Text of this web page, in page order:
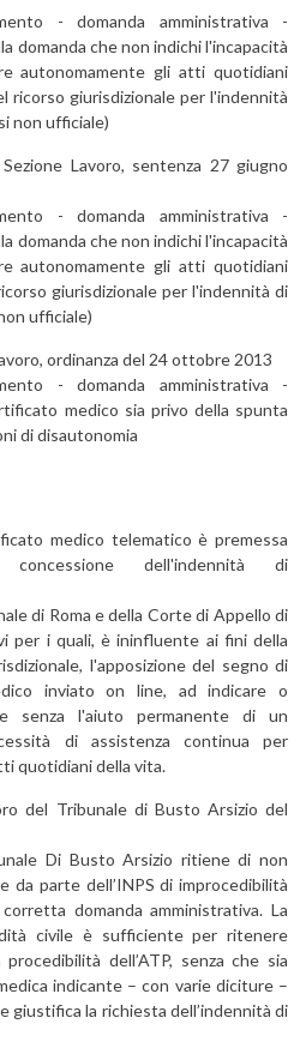
- domanda amministrativa -
domanda che non indichi l'incapacità
autonomamente gli atti quotidiani
ricorso giurisdizionale per l'indennità
non ufficiale)
Lavoro, sentenza 27 giugno
- domanda amministrativa -
domanda che non indichi l'incapacità
autonomamente gli atti quotidiani
giurisdizionale per l'indennità di
ufficiale)
ordinanza del 24 ottobre 2013
- domanda amministrativa -
medico sia privo della spunta
di disautonomia
medico telematico è premessa
dell'indennità di
di Roma e della Corte di Appello di
per i quali, è ininfluente ai fini della
l'apposizione del segno di
inviato on line, ad indicare o
senza l'aiuto permanente di un
di assistenza continua per
quotidiani della vita.
del Tribunale di Busto Arsizio del
Di Busto Arsizio ritiene di non
da parte dell’INPS di improcedibilità
domanda amministrativa. La
civile è sufficiente per ritenere
dell’ATP, senza che sia
indicante – con varie diciture –
giustifica la richiesta dell’indennità di